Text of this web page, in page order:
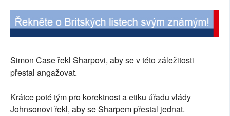
Simon Case řekl Sharpovi, aby se v této záležitosti
přestal angažovat.
Krátce poté tým pro korektnost a etiku úřadu vlády
Johnsonovi řekl, aby se Sharpem přestal jednat.